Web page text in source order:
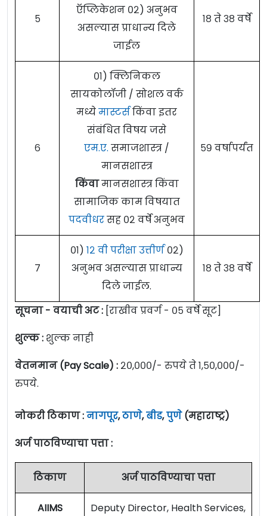
५
ऍप्लिकेशन ०२) अनुभव
असल्यास प्राधान्य दिले
जाईल
१८ ते ३८ वर्षे
६
०१) क्लिनिकल
सायकोलॉजी / सोशल वर्क
मध्येमास्टर्सकिंवा इतर
संबंधित विषय जसे
एम.ए. समाजशास्त्र /
मानसशास्त्र
किंवामानसशास्त्र किंवा
सामाजिक काम विषयात
पदवीधरसह ०२ वर्षे अनुभव
५९ वर्षापर्यंत
७
०१) १२ वी परीक्षा उत्तीर्ण०२)
अनुभव असल्यास प्राधान्य
दिले जाईल.
१८ ते ३८ वर्षे
सूचना - वयाची अट : [राखीव प्रवर्ग - ०५ वर्षे सूट]
शुल्क : शुल्क नाही
वेतनमान (Pay Scale) : २०,०००/- रुपये ते १,५०,०००/-
रुपये.
नोकरी ठिकाण :नागपूर,ठाणे,बीड,पुणे(महाराष्ट्र)
अर्ज पाठविण्याचा पत्ता :
ठिकाण अर्ज पाठविण्याचा पत्ता
AIIMS
Deputy Director, Health Services,